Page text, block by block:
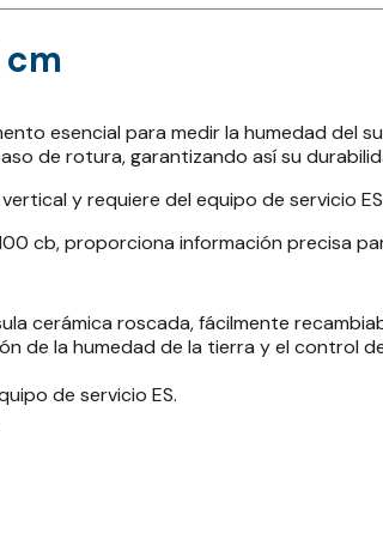
esencial para medir la humedad del
de rotura, garantizando así su
y requiere del equipo de servicio
cb, proporciona información precisa
cerámica roscada, fácilmente
de la humedad de la tierra y el control
de servicio ES.